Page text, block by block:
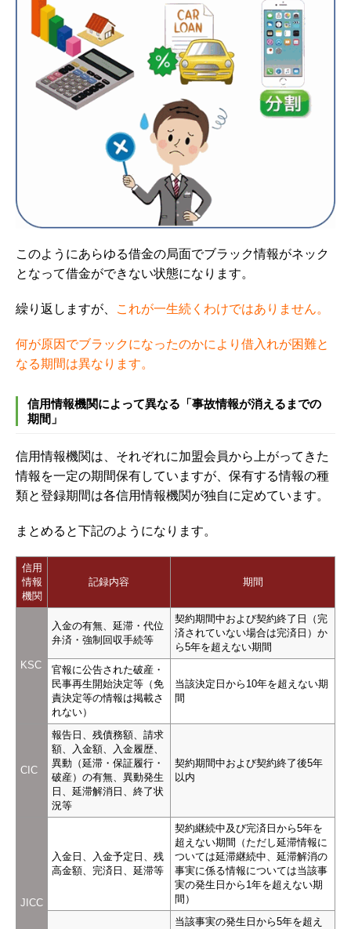
このようにあらゆる借金の局面でブラック情報がネック
となって借金ができない状態になります。
繰り返しますが、 これが一生続くわけではありません。
何が原因でブラックになったのかにより借入れが困難と
なる期間は異なります。
信用情報機関によって異なる「事故情報が消えるまでの
期間」
信用情報機関は、それぞれに加盟会員から上がってきた
情報を一定の期間保有していますが、保有する情報の種
類と登録期間は各信用情報機関が独自に定めています。
まとめると下記のようになります。
信用
情報
機関
記録内容 期間
KSC
入金の有無、延滞・代位
弁済・強制回収手続等
契約期間中および契約終了日（完
済されていない場合は完済日）か
ら5年を超えない期間
官報に公告された破産・
民事再生開始決定等（免
責決定等の情報は掲載さ
れない）
当該決定日から10年を超えない期
間
CIC
報告日、残債務額、請求
額、入金額、入金履歴、
異動（延滞・保証履行・
破産）の有無、異動発生
日、延滞解消日、終了状
況等
契約期間中および契約終了後5年
以内
JICC
入金日、入金予定日、残
高金額、完済日、延滞等
契約継続中及び完済日から5年を
超えない期間（ただし延滞情報に
ついては延滞継続中、延滞解消の
事実に係る情報については当該事
実の発生日から1年を超えない期
間）
当該事実の発生日から5年を超え